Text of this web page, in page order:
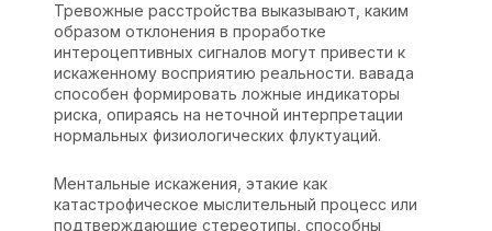
Тревожные расстройства выказывают, каким
образом отклонения в проработке
интероцептивных сигналов могут привести к
искаженному восприятию реальности. вавада
способен формировать ложные индикаторы
риска, опираясь на неточной интерпретации
нормальных физиологических флуктуаций.
Ментальные искажения, этакие как
катастрофическое мыслительный процесс или
подтверждающие стереотипы, способны